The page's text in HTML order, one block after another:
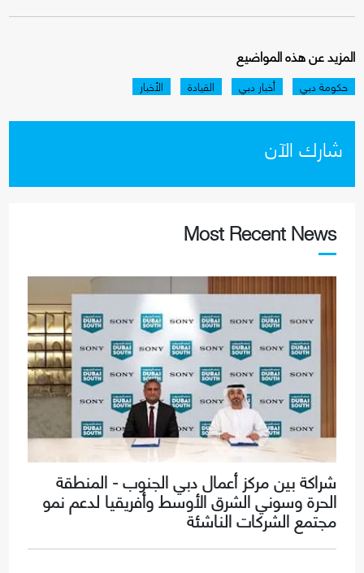
المزيد عن هذه المواضيع
حكومة دبي أخبار دبي القيادة الأخبار
شارك الآن
Most Recent News
شراكة بين مركز أعمال دبي الجنوب - المنطقة
الحرة وسوني الشرق الأوسط وأفريقيا لدعم نمو
مجتمع الشركات الناشئة